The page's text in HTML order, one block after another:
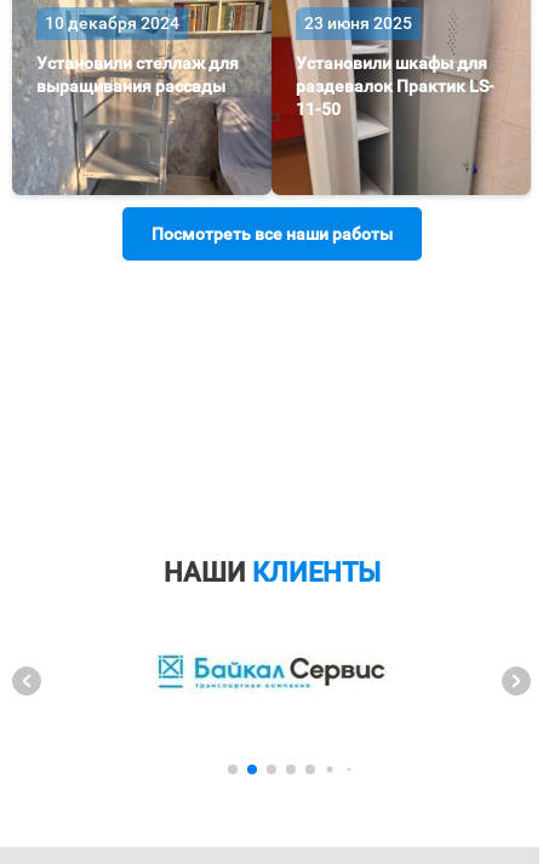
10 декабря 2024
Установили стеллаж для
выращивания рассады
23 июня 2025
Установили шкафы для
раздевалок Практик LS-
11-50
Посмотреть все наши работы
НАШИ КЛИЕНТЫ